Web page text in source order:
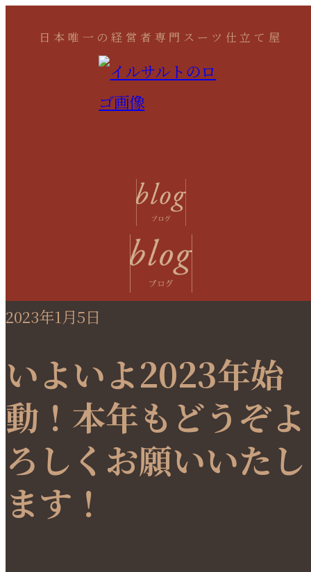
日本唯一の経営者専門スーツ仕立て屋
2023年1月5日
いよいよ2023年始
動！本年もどうぞよ
ろしくお願いいたし
ます！